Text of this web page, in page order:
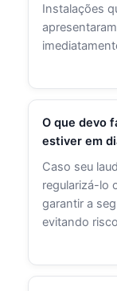
Instalações
O que devo
estiver em
Caso seu
regularizá-lo
garantir a
evitando